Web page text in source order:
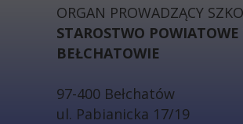
ORGAN PROWADZĄCY
STAROSTWO POWIATOWE
BEŁCHATOWIE
97-400 Bełchatów
ul. Pabianicka 17/19